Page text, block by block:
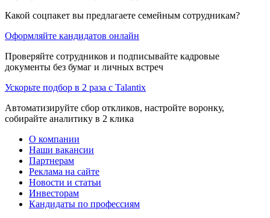
Какой соцпакет вы предлагаете семейным сотрудникам?
Оформляйте кандидатов онлайн
Проверяйте сотрудников и подписывайте кадровые
документы без бумаг и личных встреч
Ускорьте подбор в 2 раза с Talantix
Автоматизируйте сбор откликов, настройте воронку,
собирайте аналитику в 2 клика
О компании
Наши вакансии
Партнерам
Реклама на сайте
Новости и статьи
Инвесторам
Кандидаты по профессиям